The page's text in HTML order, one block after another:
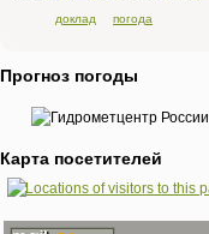
доклад
погода
Прогноз погоды
Карта посетителей